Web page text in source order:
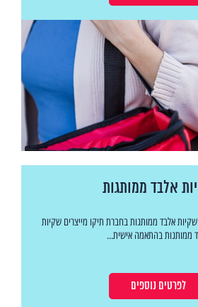
אלבד ממותגות
אלבד ממותגות בחברת תיקו מייצרים שקיות
ממותגות בהתאמה אישית...
לפרטים נוספים